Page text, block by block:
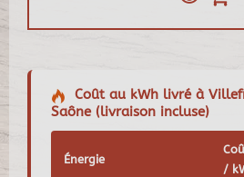
Coût au kWh livré à
Saône (livraison incluse)
Énergie
/